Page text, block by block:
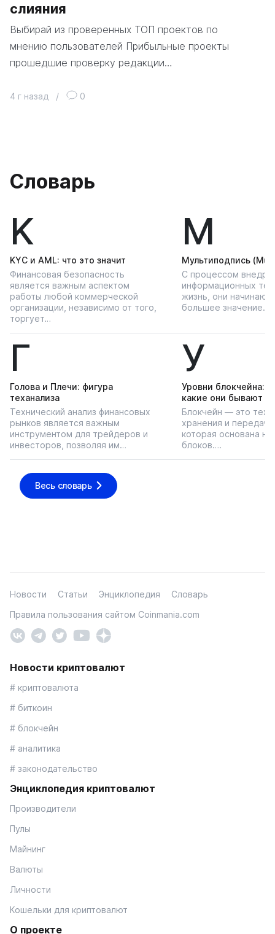
слияния
Выбирай из проверенных ТОП проектов по
мнению пользователей Прибыльные проекты
прошедшие проверку редакции…
4 г назад / 0
Словарь
K
KYС и AML: что это значит
Финансовая безопасность
является важным аспектом
работы любой коммерческой
организации, независимо от того,
торгует…
М
Мультиподпись
С процессом
информационных
жизнь, они начинают
большее значение…
Г
Голова и Плечи: фигура
теханализа
Технический анализ финансовых
рынков является важным
инструментом для трейдеров и
инвесторов, позволяя им…
У
Уровни блокчейна:
какие они бывают
Блокчейн — это
хранения и
которая основана
блоков….
Весь словарь
Новости Статьи Энциклопедия
Словарь
Правила пользования сайтом Coinmania.com
Новости криптовалют
# криптовалюта
# биткоин
# блокчейн
# аналитика
# законодательство
Энциклопедия криптовалют
Производители
Пулы
Майнинг
Валюты
Личности
Кошельки для криптовалют
О проекте